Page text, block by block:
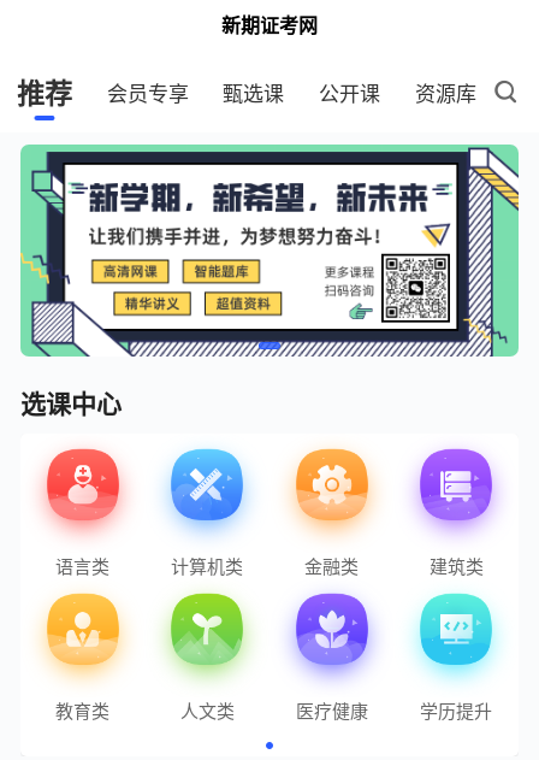
新期证考网
推荐 会员专享 甄选课 公开课 资源库
选课中心
语言类 计算机类 金融类 建筑类
教育类 人文类 医疗健康 学历提升